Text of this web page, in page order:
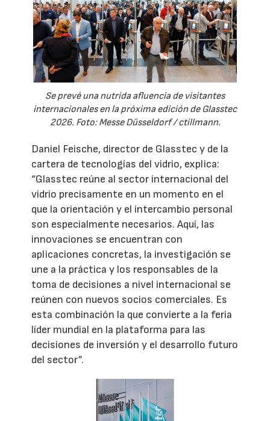
Se prevé una nutrida afluencia de visitantes
internacionales en la próxima edición de Glasstec
2026. Foto: Messe Düsseldorf / ctillmann.
Daniel Feische, director de Glasstec y de la
cartera de tecnologías del vidrio, explica:
“Glasstec reúne al sector internacional del
vidrio precisamente en un momento en el
que la orientación y el intercambio personal
son especialmente necesarios. Aquí, las
innovaciones se encuentran con
aplicaciones concretas, la investigación se
une a la práctica y los responsables de la
toma de decisiones a nivel internacional se
reúnen con nuevos socios comerciales. Es
esta combinación la que convierte a la feria
líder mundial en la plataforma para las
decisiones de inversión y el desarrollo futuro
del sector”.